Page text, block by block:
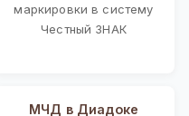
маркировки в систему
Честный ЗНАК
МЧД в Диадоке